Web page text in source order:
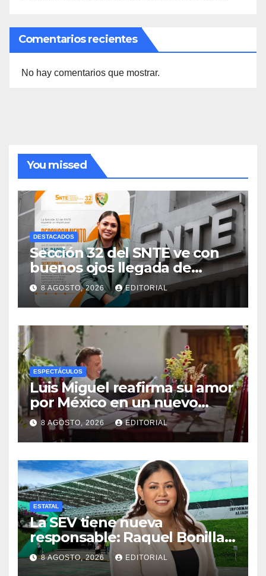
Comentarios recientes
No hay comentarios que mostrar.
You missed
DESTACADOS
Sección 32 del SNTE ve con
buenos ojos llegada de
Raquel Bonilla a Educación
8 AGOSTO, 2026 EDITORIAL
ESPECTÁCULOS
Luis Miguel reafirma su amor
por México en un nuevo
video: ‘Mi lugar en el mundo’
8 AGOSTO, 2026 EDITORIAL
ESTATAL
La SEV tiene nueva
responsable: Raquel Bonilla
llega con experiencia
legislativa y respaldo político
8 AGOSTO, 2026 EDITORIAL